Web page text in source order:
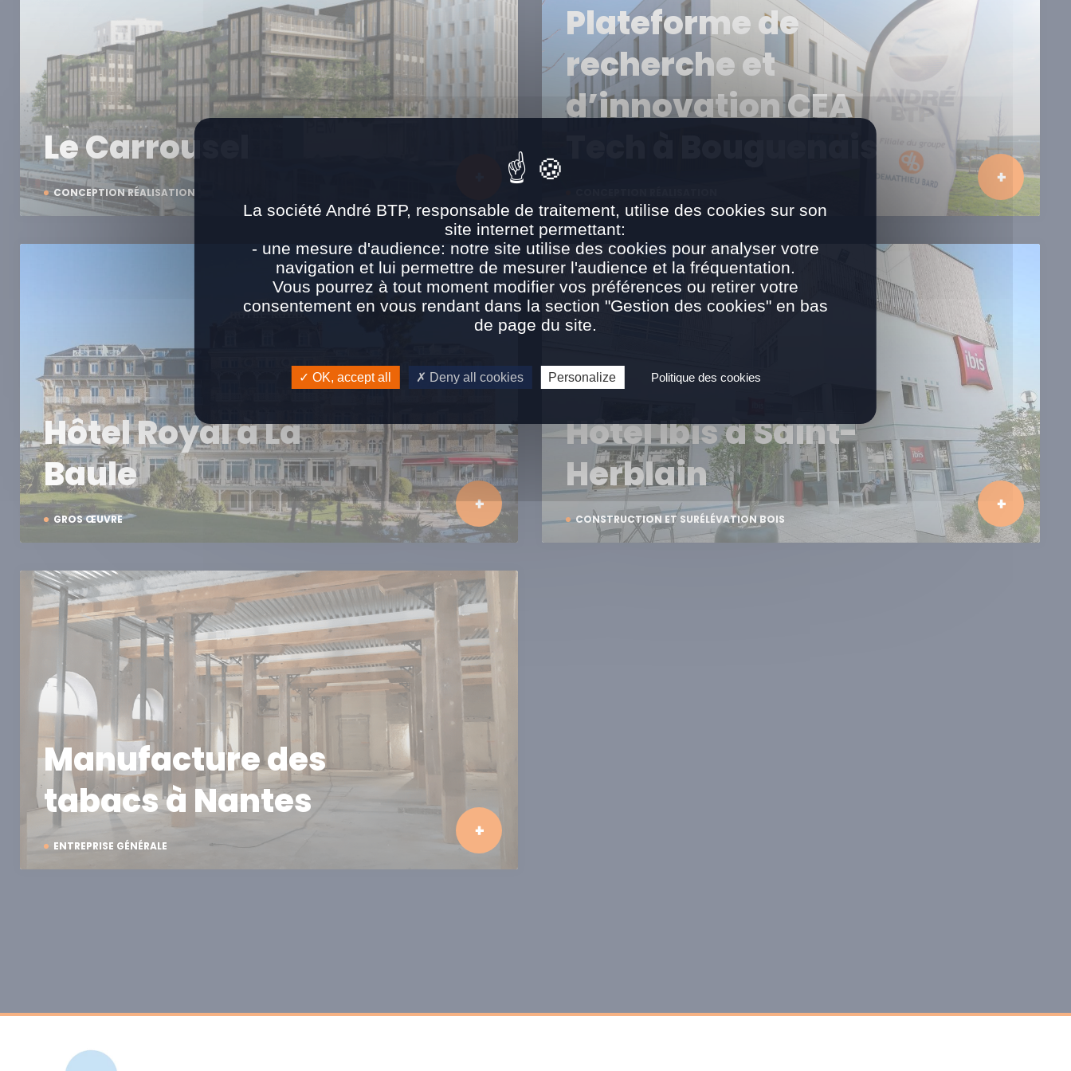
CONCEPTION RÉALISATION
Le Carrousel
Plateforme de
recherche et
d’innovation CEA
Tech à Bouguenais
GROS ŒUVRE
Hôtel Royal à La
Baule
CONSTRUCTION ET SURÉLÉVATION BOIS
Hôtel Ibis à Saint-
Herblain
ENTREPRISE GÉNÉRALE
Manufacture des
tabacs à Nantes
La société André BTP, responsable de traitement, utilise des cookies sur son
site internet permettant:
- une mesure d'audience: notre site utilise des cookies pour analyser votre
navigation et lui permettre de mesurer l'audience et la fréquentation.
Vous pourrez à tout moment modifier vos préférences ou retirer votre
consentement en vous rendant dans la section "Gestion des cookies" en bas
de page du site.
OK, accept all Deny all cookies Personalize Politique des cookies